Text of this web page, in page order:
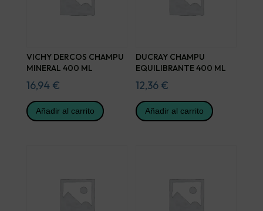
VICHY DERCOS CHAMPU
MINERAL 400 ML
16,94 €
Añadir al carrito
DUCRAY CHAMPU
EQUILIBRANTE 400 ML
12,36 €
Añadir al carrito